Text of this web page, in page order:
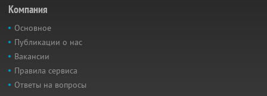
Компания
Основное
Публикации о нас
Вакансии
Правила сервиса
Ответы на вопросы